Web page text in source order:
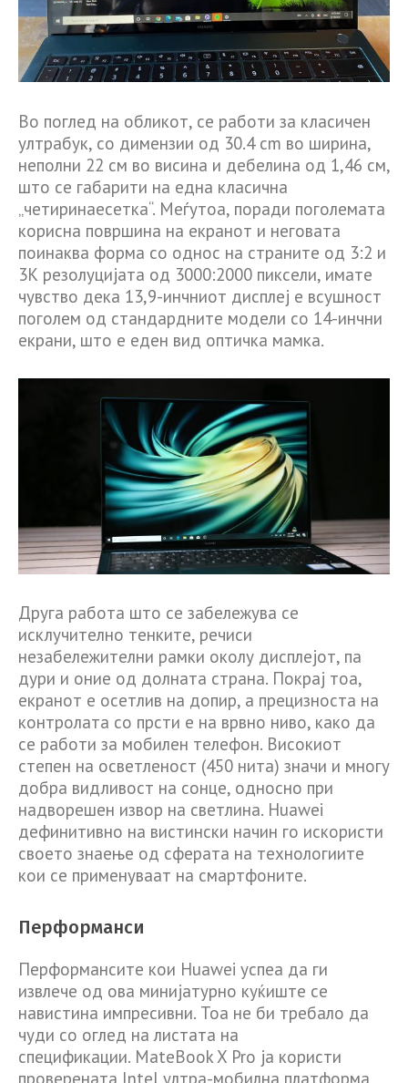
Во поглед на обликот, се работи за класичен
ултрабук, со димензии од 30.4 cm во ширина,
неполни 22 см во висина и дебелина од 1,46 см,
што се габарити на една класична
„четиринаесетка“. Меѓутоа, поради поголемата
корисна површина на екранот и неговата
поинаква форма со однос на страните од 3:2 и
3К резолуцијата од 3000:2000 пиксели, имате
чувство дека 13,9-инчниот дисплеј е всушност
поголем од стандардните модели со 14-инчни
екрани, што е еден вид оптичка мамка.
Друга работа што се забележува се
исклучително тенките, речиси
незабележителни рамки околу дисплејот, па
дури и оние од долната страна. Покрај тоа,
екранот е осетлив на допир, а прецизноста на
контролата со прсти е на врвно ниво, како да
се работи за мобилен телефон. Високиот
степен на осветленост (450 нита) значи и многу
добра видливост на сонце, односно при
надворешен извор на светлина. Huawei
дефинитивно на вистински начин го искористи
своето знаење од сферата на технологиите
кои се применуваат на смартфоните.
Перформанси
Перформансите кои Huawei успеа да ги
извлече од ова минијатурно куќиште се
навистина импресивни. Тоа не би требало да
чуди со оглед на листата на
спецификации. MateBook X Pro ја користи
проверената Intel ултра-мобилна платформа